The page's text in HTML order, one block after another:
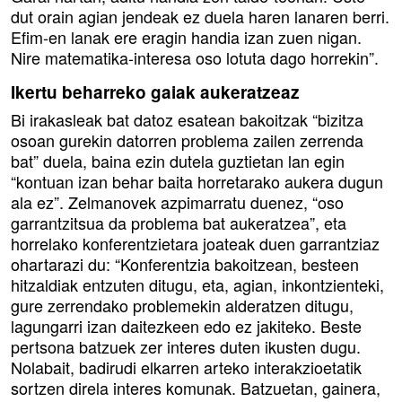
dut orain agian jendeak ez duela haren lanaren berri.
Efim-en lanak ere eragin handia izan zuen nigan.
Nire matematika-interesa oso lotuta dago horrekin”.
Ikertu beharreko gaiak aukeratzeaz
Bi irakasleak bat datoz esatean bakoitzak “bizitza
osoan gurekin datorren problema zailen zerrenda
bat” duela, baina ezin dutela guztietan lan egin
“kontuan izan behar baita horretarako aukera dugun
ala ez”. Zelmanovek azpimarratu duenez, “oso
garrantzitsua da problema bat aukeratzea”, eta
horrelako konferentzietara joateak duen garrantziaz
ohartarazi du: “Konferentzia bakoitzean, besteen
hitzaldiak entzuten ditugu, eta, agian, inkontzienteki,
gure zerrendako problemekin alderatzen ditugu,
lagungarri izan daitezkeen edo ez jakiteko. Beste
pertsona batzuek zer interes duten ikusten dugu.
Nolabait, badirudi elkarren arteko interakzioetatik
sortzen direla interes komunak. Batzuetan, gainera,